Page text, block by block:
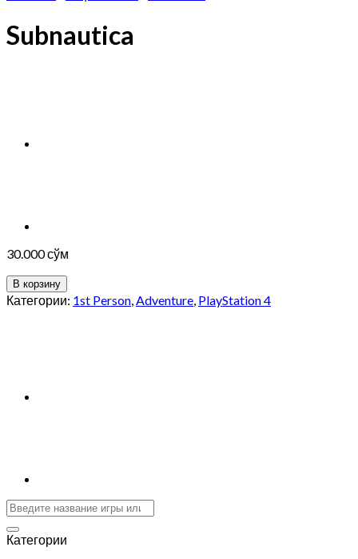
Subnautica
30.000сўм
В корзину
Категории: 1st Person,Adventure, PlayStation 4
Категории